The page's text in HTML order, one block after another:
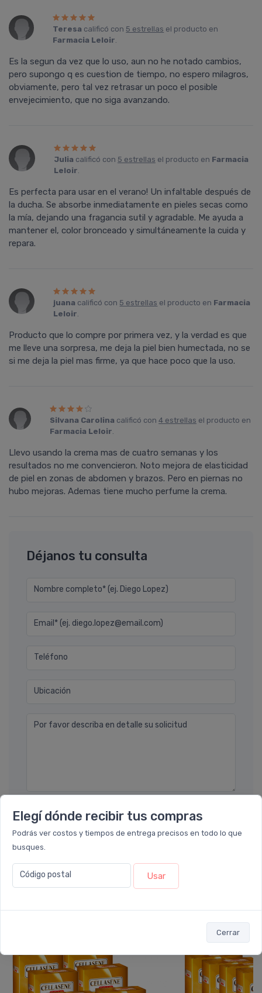
Elegí dónde recibir tus compras
Podrás ver costos y tiempos de entrega precisos en todo lo que
busques.
Código postal Usar
Cerrar
Teresa calificó con 5 estrellas el producto en
Farmacia Leloir.
Es la segun da vez que lo uso, aun no he notado cambios,
pero supongo q es cuestion de tiempo, no espero milagros,
obviamente, pero tal vez retrasar un poco el posible
envejecimiento, que no siga avanzando.
Julia calificó con 5 estrellas el producto en Farmacia
Leloir.
Es perfecta para usar en el verano! Un infaltable después de
la ducha. Se absorbe inmediatamente en pieles secas como
la mía, dejando una fragancia sutil y agradable. Me ayuda a
mantener el, color bronceado y simultáneamente la cuida y
repara.
juana calificó con 5 estrellas el producto en Farmacia
Leloir.
Producto que lo compre por primera vez, y la verdad es que
me lleve una sorpresa, me deja la piel bien humectada, no se
si me deja la piel mas firme, ya que hace poco que la uso.
Silvana Carolina calificó con4 estrellas el producto en
Farmacia Leloir.
Llevo usando la crema mas de cuatro semanas y los
resultados no me convencieron. Noto mejora de elasticidad
de piel en zonas de abdomen y brazos. Pero en piernas no
hubo mejoras. Ademas tiene mucho perfume la crema.
Déjanos tu consulta
Nombre completo* (ej. Diego Lopez)
Email* (ej. diego.lopez@email.com)
Teléfono
Ubicación
Por favor describa en detalle su solicitud
Enviar consulta
También te recomendamos...